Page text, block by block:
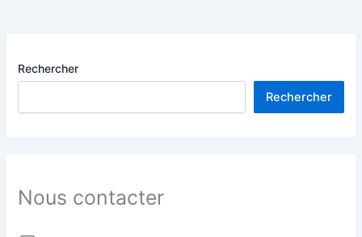
Rechercher
Rechercher
Nous contacter